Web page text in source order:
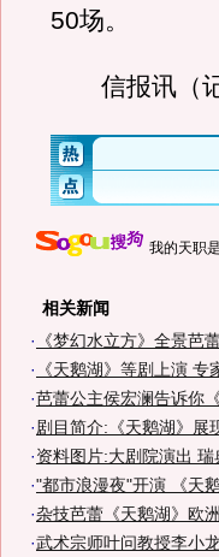
50场。
信报讯（记
我的天职
相关新闻
· 《梦幻水立方》全景芭
· 《天鹅湖》等剧上演
·芭蕾公主侯宏澜告诉你
·剧目简介:《天鹅湖》展
·资料图片:大剧院演出 瑞
·"都市浪漫夜"开演 《天
·杂技芭蕾《天鹅湖》欧
·武术宗师叶问教授李小